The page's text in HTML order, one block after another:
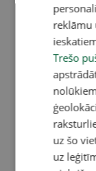
reklāmu
Trešo
uz šo
uz